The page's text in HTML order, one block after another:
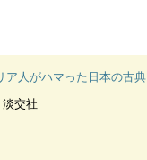
ア人がハマった日本の古典
淡交社